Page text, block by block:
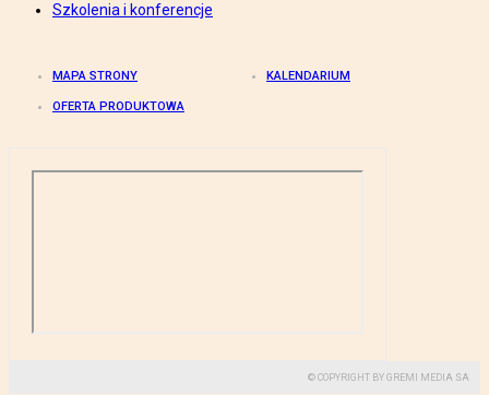
Szkolenia i konferencje
MAPA STRONY KALENDARIUM
OFERTA PRODUKTOWA
© COPYRIGHT BY GREMI MEDIA SA